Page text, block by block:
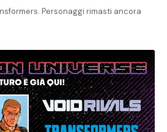
Personaggi rimasti ancora